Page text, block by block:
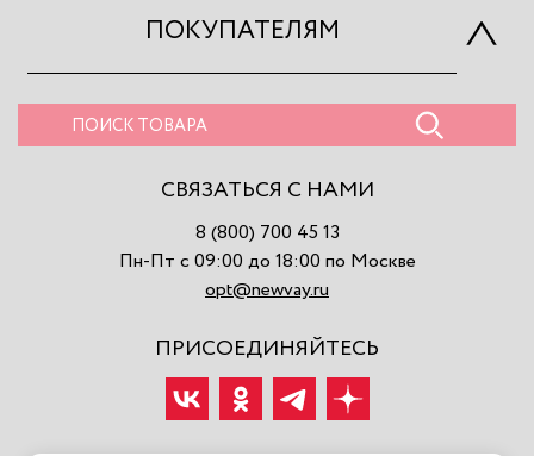
ПОКУПАТЕЛЯМ
СВЯЗАТЬСЯ С НАМИ
8 (800) 700 45 13
Пн-Пт с 09:00 до 18:00 по Москве
opt@newvay.ru
ПРИСОЕДИНЯЙТЕСЬ